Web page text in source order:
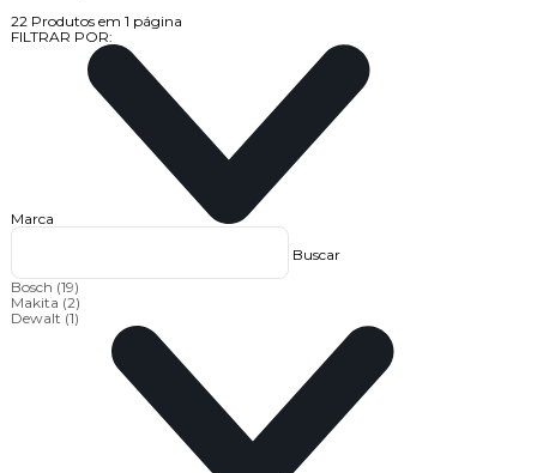
22 Produtos em 1 página
FILTRAR POR:
Marca
Buscar
Bosch (19)
Makita (2)
Dewalt (1)